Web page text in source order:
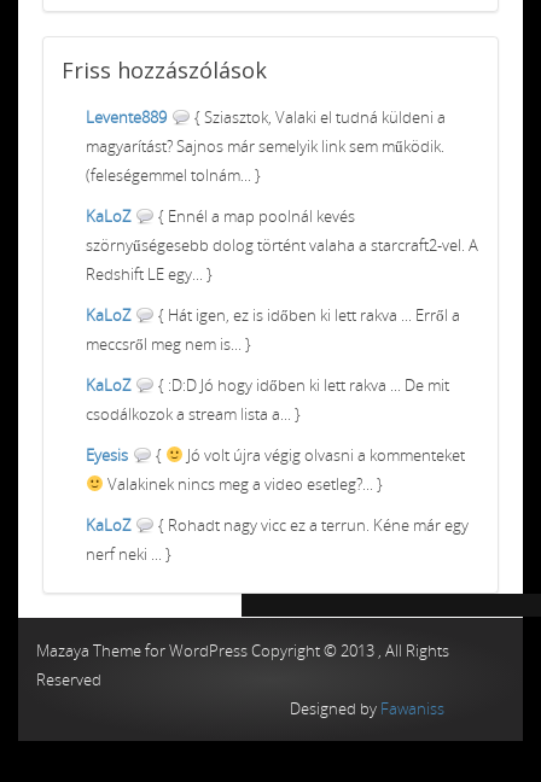
Friss hozzászólások
Levente889
{ Sziasztok, Valaki el tudná küldeni a
magyarítást? Sajnos már semelyik link sem működik.
(feleségemmel tolnám... }
KaLoZ
{ Ennél a map poolnál kevés
szörnyűségesebb dolog történt valaha a starcraft2-vel. A
Redshift LE egy... }
KaLoZ
{ Hát igen, ez is időben ki lett rakva ... Erről a
meccsről meg nem is... }
KaLoZ
{ :D:D Jó hogy időben ki lett rakva ... De mit
csodálkozok a stream lista a... }
Eyesis
{
Jó volt újra végig olvasni a kommenteket
Valakinek nincs meg a video esetleg?... }
KaLoZ
{ Rohadt nagy vicc ez a terrun. Kéne már egy
nerf neki ... }
Mazaya Theme for WordPress Copyright © 2013 , All Rights
Reserved
Designed by Fawaniss